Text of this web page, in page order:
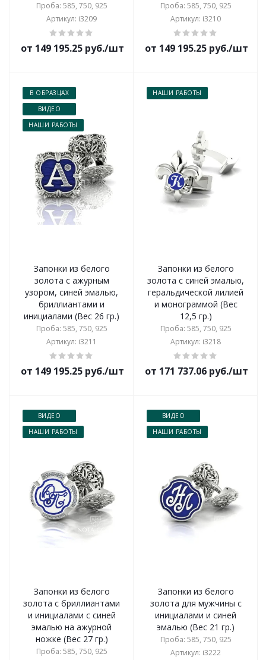
Проба: 585, 750, 925
Артикул: i3209
от 149 195.25 руб./шт
Проба: 585, 750, 925
Артикул: i3210
от 149 195.25 руб./шт
В ОБРАЗЦАХ
ВИДЕО
НАШИ РАБОТЫ
Запонки из белого
золота с ажурным
узором, синей эмалью,
бриллиантами и
инициалами (Вес 26 гр.)
Проба: 585, 750, 925
Артикул: i3211
от 149 195.25 руб./шт
НАШИ РАБОТЫ
Запонки из белого
золота с синей эмалью,
геральдической лилией
и монограммой (Вес
12,5 гр.)
Проба: 585, 750, 925
Артикул: i3218
от 171 737.06 руб./шт
ВИДЕО
НАШИ РАБОТЫ
Запонки из белого
золота с бриллиантами
и инициалами с синей
эмалью на ажурной
ножке (Вес 27 гр.)
Проба: 585, 750, 925
ВИДЕО
НАШИ РАБОТЫ
Запонки из белого
золота для мужчины с
инициалами и синей
эмалью (Вес 21 гр.)
Проба: 585, 750, 925
Артикул: i3222